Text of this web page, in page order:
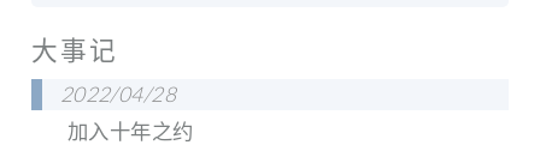
大事记
2022/04/28
加入十年之约